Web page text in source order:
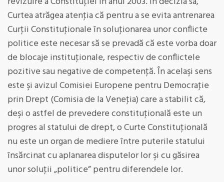
Curtea atrăgea atenţia că pentru a se evita antrenarea
Curţii Constituţionale în soluţionarea unor conflicte
politice este necesar să se prevadă că este vorba doar
de blocaje instituţionale, respectiv de conflictele
pozitive sau negative de competenţă. În acelaşi sens
este şi avizul Comisiei Europene pentru Democraţie
prin Drept (Comisia de la Veneţia) care a stabilit că,
deşi o astfel de prevedere constituţională este un
progres al statului de drept, o Curte Constituţională
nu este un organ de mediere între puterile statului
însărcinat cu aplanarea disputelor lor şi cu găsirea
unor soluţii „politice” pentru diferendele lor.